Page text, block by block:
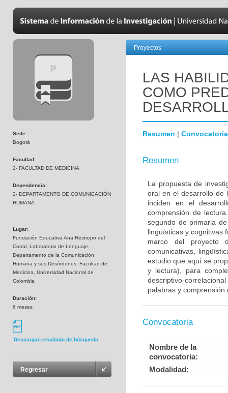
Sede:
Bogotá
Facultad:
2- FACULTAD DE MEDICINA
Dependencia:
2- DEPARTAMENTO DE COMUNICACIÓN
HUMANA
Lugar:
Fundación Educativa Ana Restrepo del
Corral, Laboratorio de Lenguaje,
Departamento de la Comunicación
Humana y sus Desórdenes, Facultad de
Medicina, Universidad Nacional de
Colombia
Duración:
6 meses
Descargar resultado de búsqueda
Regresar
Proyectos
LAS
COMO
Resumen | Convocatoria
Resumen
La propuesta de
oral en el desarrollo de
inciden en el
comprensión de
segundo de primaria
lingüísticas y cognitivas
marco del proyecto
comunicativas,
estudio que aquí se
y lectura), para
descriptivo-
palabras y comprensión
Convocatoria
Nombre de la
convocatoria:
Modalidad: